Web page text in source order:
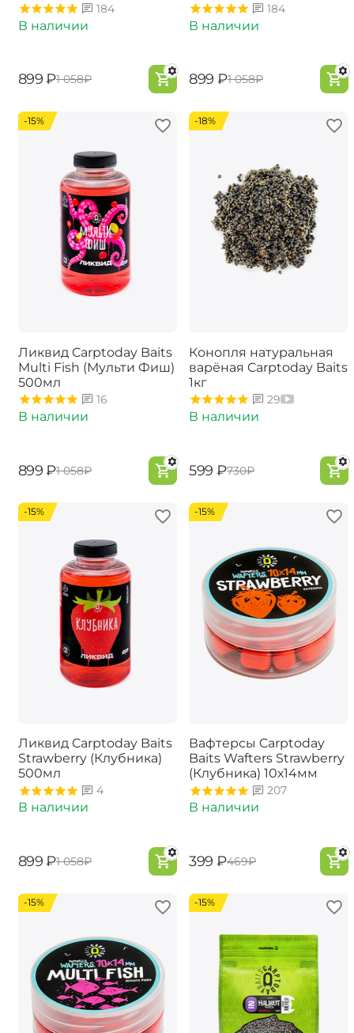
184
В наличии
‍899‍ ₽‍1 058‍₽
184
В наличии
‍899‍ ₽‍1 058‍₽
-15%
Ликвид Carptoday Baits
Multi Fish (Мульти Фиш)
500мл
16
В наличии
‍899‍ ₽‍1 058‍₽
-18%
Конопля натуральная
варёная Carptoday Baits
1кг
29
В наличии
‍599‍ ₽‍730‍₽
-15%
Ликвид Carptoday Baits
Strawberry (Клубника)
500мл
4
В наличии
‍899‍ ₽‍1 058‍₽
-15%
Вафтерсы Carptoday
Baits Wafters Strawberry
(Клубника) 10х14мм
207
В наличии
‍399‍ ₽‍469‍₽
-15% -15%